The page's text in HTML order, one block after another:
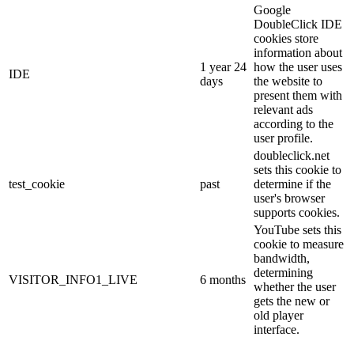
IDE
1 year 24
days
Google
DoubleClick IDE
cookies store
information about
how the user uses
the website to
present them with
relevant ads
according to the
user profile.
test_cookie past
doubleclick.net
sets this cookie to
determine if the
user's browser
supports cookies.
VISITOR_INFO1_LIVE 6 months
YouTube sets this
cookie to measure
bandwidth,
determining
whether the user
gets the new or
old player
interface.